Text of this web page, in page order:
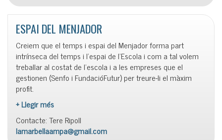
ESPAI DEL MENJADOR
Creiem que el temps i espai del Menjador forma part
intrínseca del temps i l’espai de l’Escola i com a tal volem
treballar al costat de l’escola i a les empreses que el
gestionen (Senfo i FundacióFutur) per treure-li el màxim
profit.
+ Llegir més
Contacte: Tere Ripoll
lamarbellaampa@gmail.com